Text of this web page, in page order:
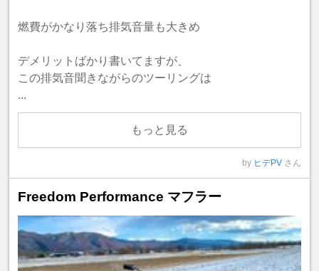
燃費がかなり落ち排気音量も大きめ
デメリットばかり書いてますが、
この排気音聞きながらのツーリングは
...
もっと見る
by ヒデPV さん
Freedom Performance マフラー